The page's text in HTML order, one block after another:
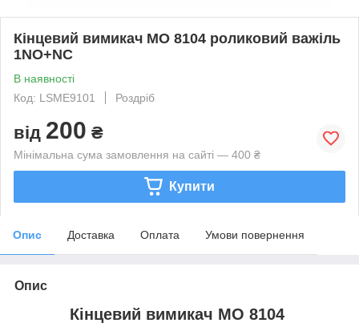
Кінцевий вимикач МО 8104 роликовий важіль
1NO+NC
В наявності
Код: LSME9101
Роздріб
від 200 ₴
Мінімальна сума замовлення на сайті — 400 ₴
Купити
Опис Доставка Оплата Умови повернення
Опис
Кінцевий вимикач МО 8104